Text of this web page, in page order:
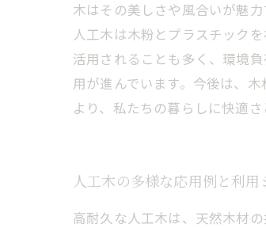
木はその美しさや風合いが魅
人工木は木粉とプラスチック
活用されることも多く、環境
用が進んでいます。今後は、
より、私たちの暮らしに快適
人工木の多様な応用例と利用
高耐久な人工木は、天然木材